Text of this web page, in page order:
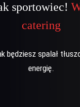
sportowiec!
catering
będziesz spalał
energię.